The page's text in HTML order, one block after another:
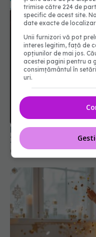
De ce scaunele de
Impactul culorii
09 mar 2025, 20:26
trimise către 224 de
specific de acest site.
date exacte de
Unii furnizori vă pot
interes legitim, față de
opțiunilor de mai jos.
acestei pagini pentru a
consimțământul în
uri.